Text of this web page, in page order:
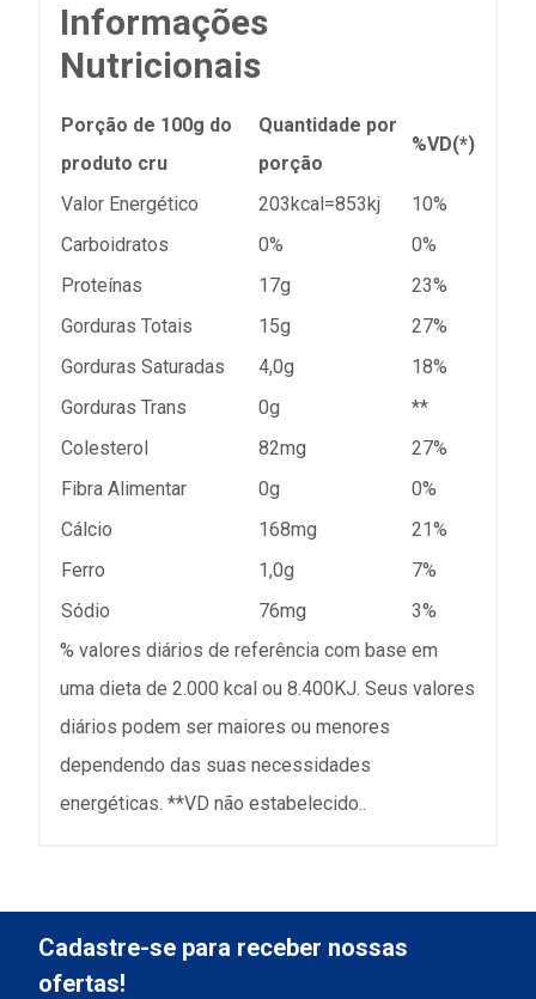
Informações
Nutricionais
Porção de 100g do
produto cru
Quantidade por
porção
%VD(*)
Valor Energético 203kcal=853kj
10%
Carboidratos
0%
0%
Proteínas
17g
23%
Gorduras Totais
15g
27%
Gorduras Saturadas
4,0g
18%
Gorduras Trans
0g
**
Colesterol
82mg
27%
Fibra Alimentar
0g
0%
Cálcio
168mg
21%
Ferro
1,0g
7%
Sódio
76mg
3%
% valores diários de referência com base em
uma dieta de 2.000 kcal ou 8.400KJ. Seus valores
diários podem ser maiores ou menores
dependendo das suas necessidades
energéticas. **VD não estabelecido..
Cadastre-se para receber nossas
ofertas!